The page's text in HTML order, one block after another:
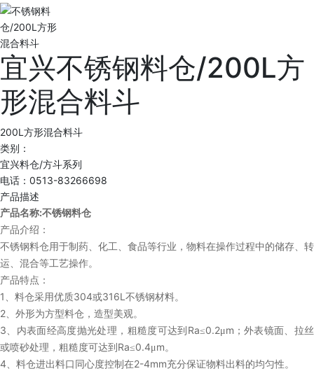
宜兴不锈钢料仓/200L方
形混合料斗
200L方形混合料斗
类别：
宜兴料仓/方斗系列
电话：0513-83266698
产品描述
产品名称:不锈钢料仓
产品介绍：
不锈钢料仓用于制药、化工、食品等行业，物料在操作过程中的储存、转
运、混合等工艺操作。
产品特点：
1 、料仓采用优质304或316L 不锈钢材料。
2、外形为方型料仓，造型美观。
3、内表面经高度抛光处理，粗糙度可达到 Ra≤0.2μm ；外表镜面、拉丝
或喷砂处理，粗糙度可达到 Ra≤0.4μm。
4、料仓进出料口同心度控制在2-4mm充分保证物料出料的均匀性。